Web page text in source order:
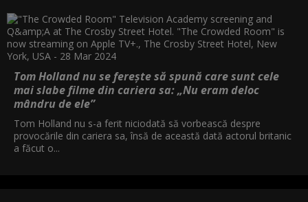
Tom Holland nu se ferește să spună care sunt cele
mai slabe filme din cariera sa: „Nu eram deloc
mândru de ele”
Tom Holland nu s-a ferit niciodată să vorbească despre
provocările din cariera sa, însă de această dată actorul britanic
a făcut o...